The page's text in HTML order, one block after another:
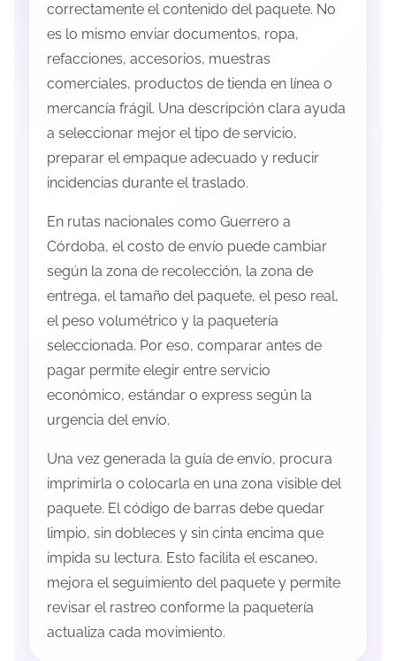
correctamente el contenido del paquete. No
es lo mismo enviar documentos, ropa,
refacciones, accesorios, muestras
comerciales, productos de tienda en línea o
mercancía frágil. Una descripción clara ayuda
a seleccionar mejor el tipo de servicio,
preparar el empaque adecuado y reducir
incidencias durante el traslado.
En rutas nacionales como Guerrero a
Córdoba, el costo de envío puede cambiar
según la zona de recolección, la zona de
entrega, el tamaño del paquete, el peso real,
el peso volumétrico y la paquetería
seleccionada. Por eso, comparar antes de
pagar permite elegir entre servicio
económico, estándar o express según la
urgencia del envío.
Una vez generada la guía de envío, procura
imprimirla o colocarla en una zona visible del
paquete. El código de barras debe quedar
limpio, sin dobleces y sin cinta encima que
impida su lectura. Esto facilita el escaneo,
mejora el seguimiento del paquete y permite
revisar el rastreo conforme la paquetería
actualiza cada movimiento.